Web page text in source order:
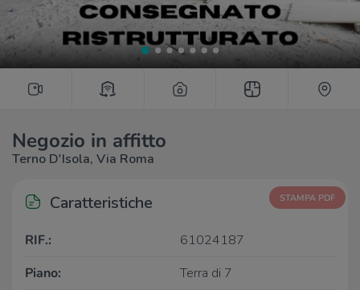
Negozio in affitto
Terno D'Isola, Via Roma
Caratteristiche STAMPA PDF
RIF.:
61024187
Piano:
Terra di 7